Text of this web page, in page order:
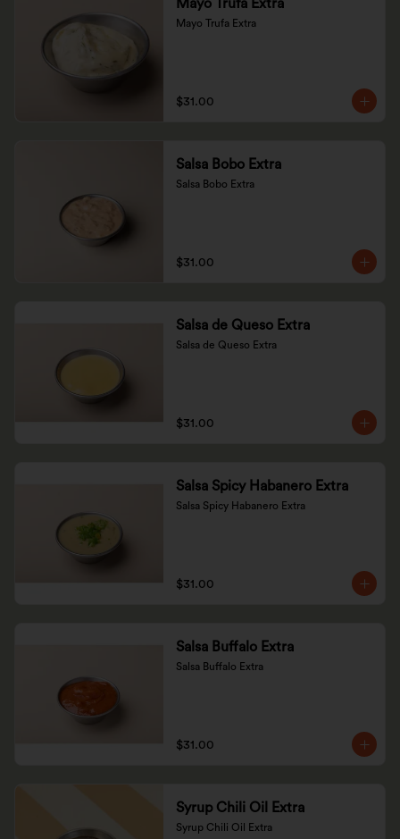
Mayo Trufa Extra
Mayo Trufa Extra
$31.00
Salsa Bobo Extra
Salsa Bobo Extra
$31.00
Salsa de Queso Extra
Salsa de Queso Extra
$31.00
Salsa Spicy Habanero Extra
Salsa Spicy Habanero Extra
$31.00
Salsa Buffalo Extra
Salsa Buffalo Extra
$31.00
Syrup Chili Oil Extra
Syrup Chili Oil Extra